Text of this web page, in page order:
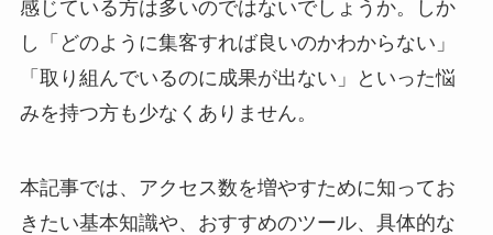
感じている方は多いのではないでしょうか。しか
し「どのように集客すれば良いのかわからない」
「取り組んでいるのに成果が出ない」といった悩
みを持つ方も少なくありません。
本記事では、アクセス数を増やすために知ってお
きたい基本知識や、おすすめのツール、具体的な